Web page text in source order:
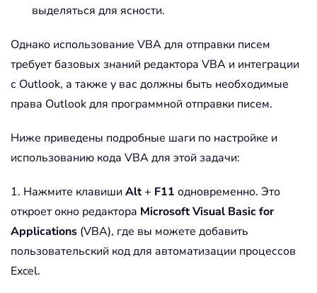
выделяться для ясности.
Однако использование VBA для отправки писем
требует базовых знаний редактора VBA и интеграции
с Outlook, а также у вас должны быть необходимые
права Outlook для программной отправки писем.
Ниже приведены подробные шаги по настройке и
использованию кода VBA для этой задачи:
1. Нажмите клавиши Alt+ F11 одновременно. Это
откроет окно редактора Microsoft Visual Basic for
Applications (VBA), где вы можете добавить
пользовательский код для автоматизации процессов
Excel.